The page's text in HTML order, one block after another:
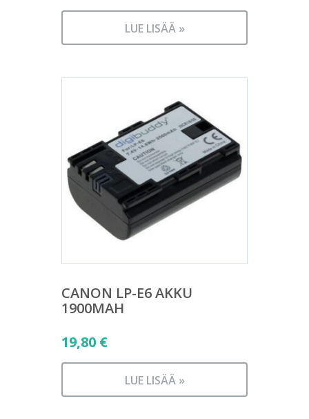
LUE LISÄÄ »
CANON LP-E6 AKKU
1900MAH
19,80 €
LUE LISÄÄ »